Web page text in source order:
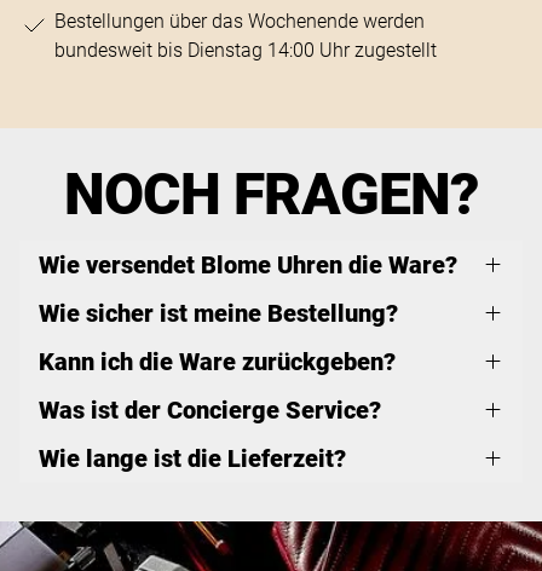
Bestellungen über das Wochenende werden
bundesweit bis Dienstag 14:00 Uhr zugestellt
NOCH FRAGEN?
Wie versendet Blome Uhren die Ware?
Wie sicher ist meine Bestellung?
Kann ich die Ware zurückgeben?
Was ist der Concierge Service?
Wie lange ist die Lieferzeit?